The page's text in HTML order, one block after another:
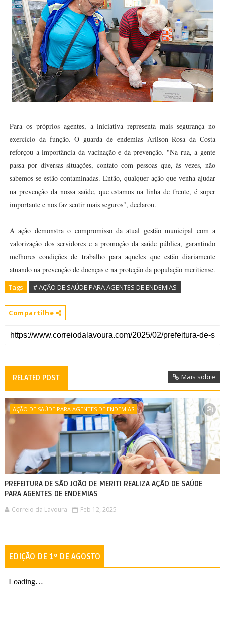
Para os próprios agentes, a iniciativa representa mais segurança no
exercício da função. O guarda de endemias Arilson Rosa da Costa
reforçou a importância da vacinação e da prevenção. "Na rua, a gente
passa por diversas situações, contato com pessoas que, às vezes, não
sabemos se estão contaminadas. Então, qualquer ação que venha ajudar
na prevenção da nossa saúde, que estamos na linha de frente, é super
importante e nos faz sentir mais seguros", declarou.
A ação demonstra o compromisso da atual gestão municipal com a
valorização dos servidores e a promoção da saúde pública, garantindo
melhores condições de trabalho para aqueles que estão diariamente
atuando na prevenção de doenças e na proteção da população meritiense.
Tags # AÇÃO DE SAÚDE PARA AGENTES DE ENDEMIAS
Compartilhe
RELATED POST Mais sobre
AÇÃO DE SAÚDE PARA AGENTES DE ENDEMIAS
PREFEITURA DE SÃO JOÃO DE MERITI REALIZA AÇÃO DE SAÚDE
PARA AGENTES DE ENDEMIAS
Correio da Lavoura Feb 12, 2025
EDIÇÃO DE 1º DE AGOSTO